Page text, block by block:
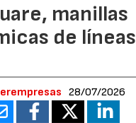
manillas
de líneas
28/07/2026